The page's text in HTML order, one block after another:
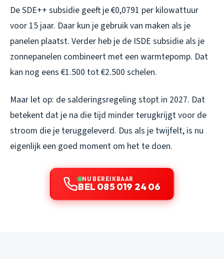
De SDE++ subsidie geeft je €0,0791 per kilowattuur
voor 15 jaar. Daar kun je gebruik van maken als je
panelen plaatst. Verder heb je de ISDE subsidie als je
zonnepanelen combineert met een warmtepomp. Dat
kan nog eens €1.500 tot €2.500 schelen.
Maar let op: de salderingsregeling stopt in 2027. Dat
betekent dat je na die tijd minder terugkrijgt voor de
stroom die je teruggeleverd. Dus als je twijfelt, is nu
eigenlijk een goed moment om het te doen.
NU BEREIKBAAR
BEL 085 019 24 06